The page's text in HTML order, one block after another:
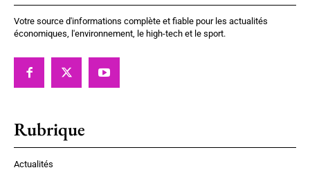
Votre source d'informations complète et fiable pour les actualités
économiques, l'environnement, le high-tech et le sport.
Rubrique
Actualités